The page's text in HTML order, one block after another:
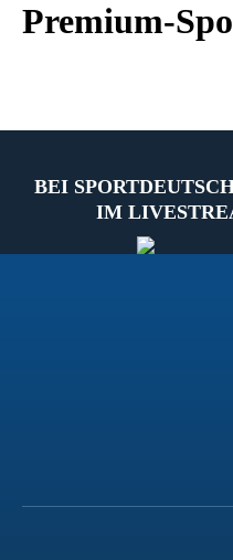
Premium-
BEI
IM